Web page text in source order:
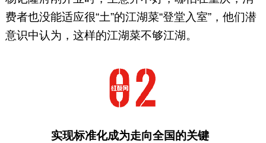
费者也没能适应很“土”的江湖菜“登堂入室”，他们潜
意识中认为，这样的江湖菜不够江湖。
实现标准化成为走向全国的关键